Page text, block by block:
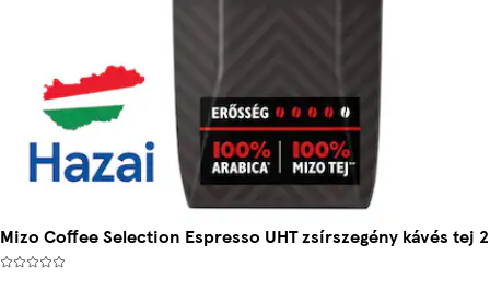
Mizo Coffee Selection Espresso UHT zsírszegény kávés tej